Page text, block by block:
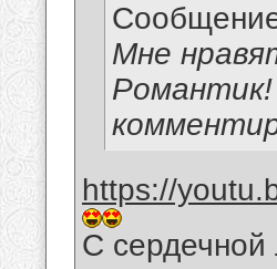
Мне
Романтик!
https://
С